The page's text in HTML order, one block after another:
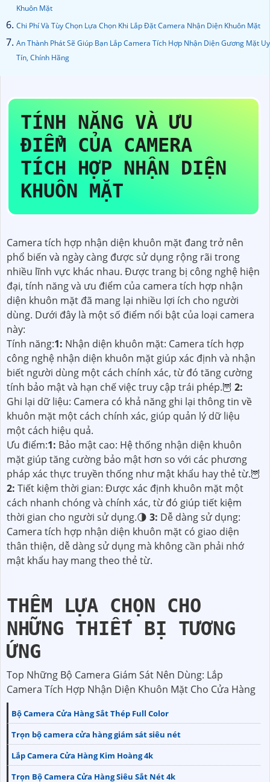
Khuôn Mặt
Chi Phí Và Tùy Chọn Lựa Chọn Khi Lắp Đặt Camera Nhận Diện Khuôn Mặt
An Thành Phát Sẽ Giúp Bạn Lắp Camera Tích Hợp Nhận Diện Gương Mặt Uy
Tín, Chính Hãng
TÍNH NĂNG VÀ ƯU
ĐIỂM CỦA CAMERA
TÍCH HỢP NHẬN DIỆN
KHUÔN MẶT
Camera tích hợp nhận diện khuôn mặt đang trở nên
phổ biến và ngày càng được sử dụng rộng rãi trong
nhiều lĩnh vực khác nhau. Được trang bị công nghệ hiện
đại, tính năng và ưu điểm của camera tích hợp nhận
diện khuôn mặt đã mang lại nhiều lợi ích cho người
dùng. Dưới đây là một số điểm nổi bật của loại camera
này:
Tính năng:1: Nhận diện khuôn mặt: Camera tích hợp
công nghệ nhận diện khuôn mặt giúp xác định và nhận
biết người dùng một cách chính xác, từ đó tăng cường
tính bảo mật và hạn chế việc truy cập trái phép.🦉 2:
Ghi lại dữ liệu: Camera có khả năng ghi lại thông tin về
khuôn mặt một cách chính xác, giúp quản lý dữ liệu
một cách hiệu quả.
Ưu điểm:1: Bảo mật cao: Hệ thống nhận diện khuôn
mặt giúp tăng cường bảo mật hơn so với các phương
pháp xác thực truyền thống như mật khẩu hay thẻ từ.🦉
2: Tiết kiệm thời gian: Được xác định khuôn mặt một
cách nhanh chóng và chính xác, từ đó giúp tiết kiệm
thời gian cho người sử dụng.🌗 3: Dễ dàng sử dụng:
Camera tích hợp nhận diện khuôn mặt có giao diện
thân thiện, dễ dàng sử dụng mà không cần phải nhớ
mật khẩu hay mang theo thẻ từ.
THÊM LỰA CHỌN CHO
NHỮNG THIẾT BỊ TƯƠNG
ỨNG
Top Những Bộ Camera Giám Sát Nên Dùng: Lắp
Camera Tích Hợp Nhận Diện Khuôn Mặt Cho Cửa Hàng
Bộ Camera Cửa Hàng Sắt Thép Full Color
Trọn bộ camera cửa hàng giám sát siêu nét
Lắp Camera Cửa Hàng Kim Hoàng 4k
Trọn Bộ Camera Cửa Hàng Siêu Sắt Nét 4k